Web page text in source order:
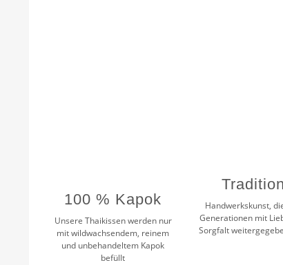
100 % Kapok
Unsere Thaikissen werden nur
mit wildwachsendem, reinem
und unbehandeltem Kapok
befüllt
Tradition
Handwerkskunst,
Generationen mit
Sorgfalt